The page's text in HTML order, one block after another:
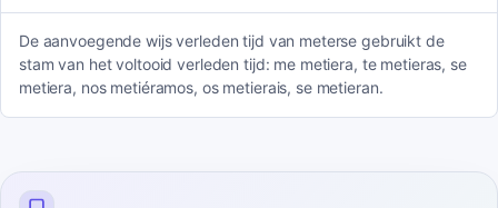
De aanvoegende wijs verleden tijd van meterse gebruikt de
stam van het voltooid verleden tijd: me metiera, te metieras, se
metiera, nos metiéramos, os metierais, se metieran.